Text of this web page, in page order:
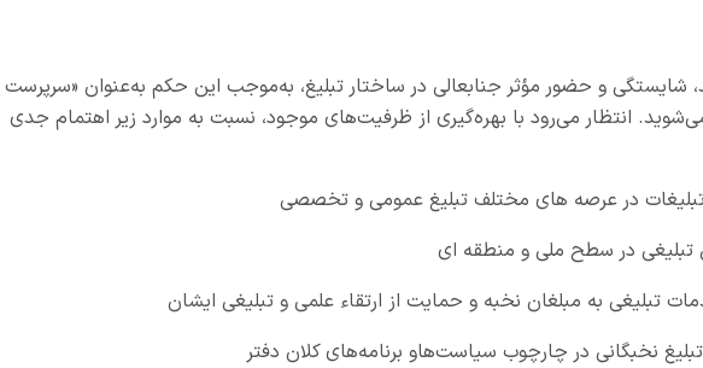
شایستگی و حضور مؤثر جنابعالی در ساختار تبلیغ، به‌موجب این حکم به‌عنوان «سرپرست
انتظار می‌رود با بهره‌گیری از ظرفیت‌های موجود، نسبت به موارد زیر اهتمام جدی
در عرصه های مختلف تبلیغ عمومی و تخصصی
تبلیغی در سطح ملی و منطقه ای
تبلیغی به مبلغان نخبه و حمایت از ارتقاء علمی و تبلیغی ایشان
نخبگانی در چارچوب سیاستهاو برنامههای کلان دفتر